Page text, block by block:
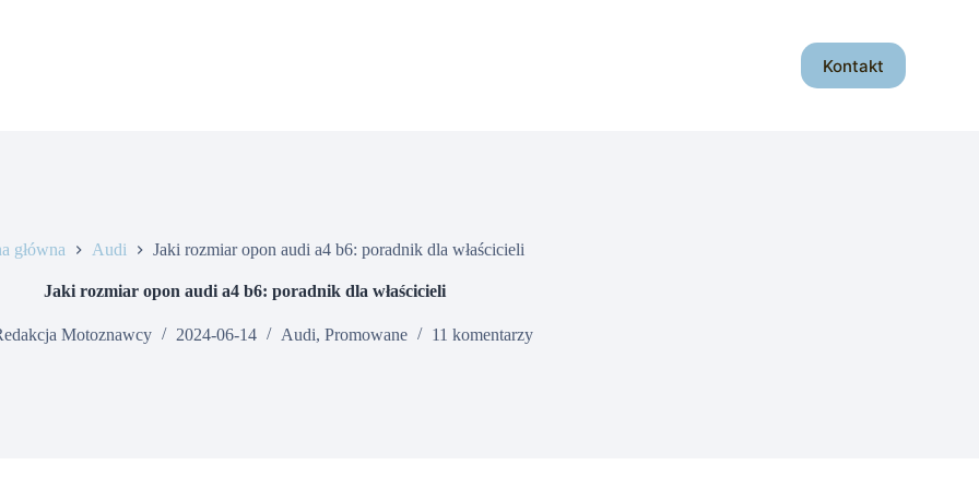
Kontakt
główna Audi Jaki rozmiar opon audi a4 b6: poradnik dla właścicieli
Jaki rozmiar opon audi a4 b6: poradnik dla właścicieli
Motoznawcy 2024-06-14 Audi, Promowane 11 komentarzy